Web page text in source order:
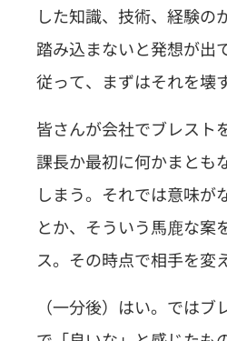
した知識、技術、経験の
踏み込まないと発想が出
従って、まずはそれを壊
皆さんが会社でブレスト
課長か最初に何かまとも
しまう。それでは意味が
とか、そういう馬鹿な案
ス。その時点で相手を変
（一分後）はい。では